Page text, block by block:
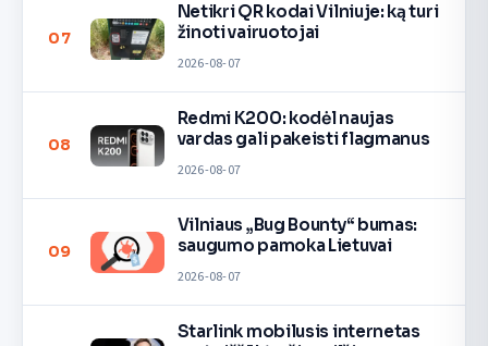
07
Netikri QR kodai Vilniuje: ką turi
žinoti vairuotojai
2026-08-07
08
Redmi K200: kodėl naujas
vardas gali pakeisti flagmanus
2026-08-07
09
Vilniaus „Bug Bounty“ bumas:
saugumo pamoka Lietuvai
2026-08-07
Starlink mobilusis internetas